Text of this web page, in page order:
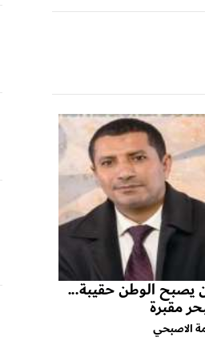
يصبح الوطن حقيبة...
مقبرة
الاصبحي